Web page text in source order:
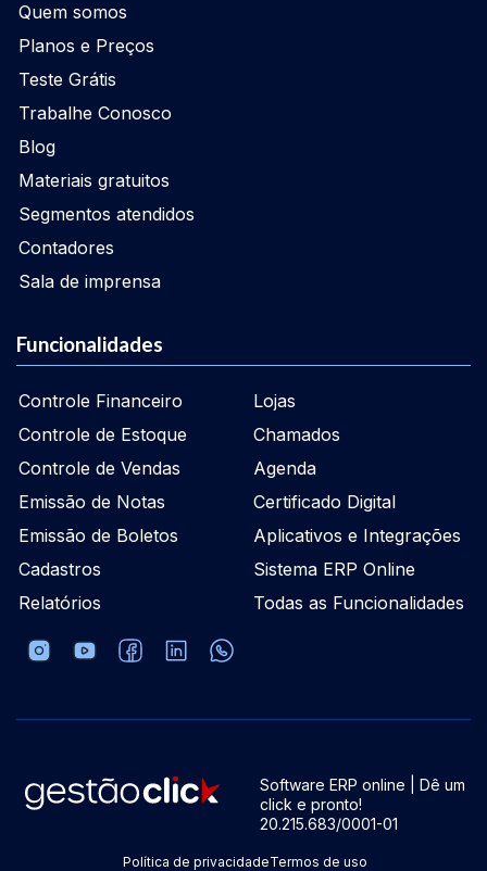
Quem somos
Planos e Preços
Teste Grátis
Trabalhe Conosco
Blog
Materiais gratuitos
Segmentos atendidos
Contadores
Sala de imprensa
Funcionalidades
Controle Financeiro
Controle de Estoque
Controle de Vendas
Emissão de Notas
Emissão de Boletos
Cadastros
Relatórios
Lojas
Chamados
Agenda
Certificado Digital
Aplicativos e Integrações
Sistema ERP Online
Todas as Funcionalidades
Software ERP online | Dê um
click e pronto!
20.215.683/0001-01
Política de privacidadeTermos de uso